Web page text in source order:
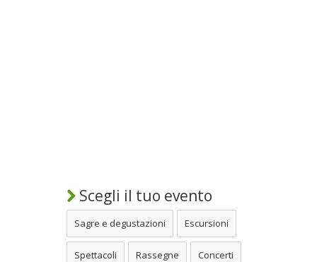
Scegli il tuo evento
Sagre e degustazioni Escursioni
Spettacoli Rassegne Concerti